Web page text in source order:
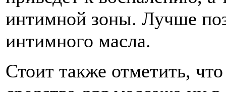
интимной зоны. Лучше
интимного масла.
Стоит также отметить,